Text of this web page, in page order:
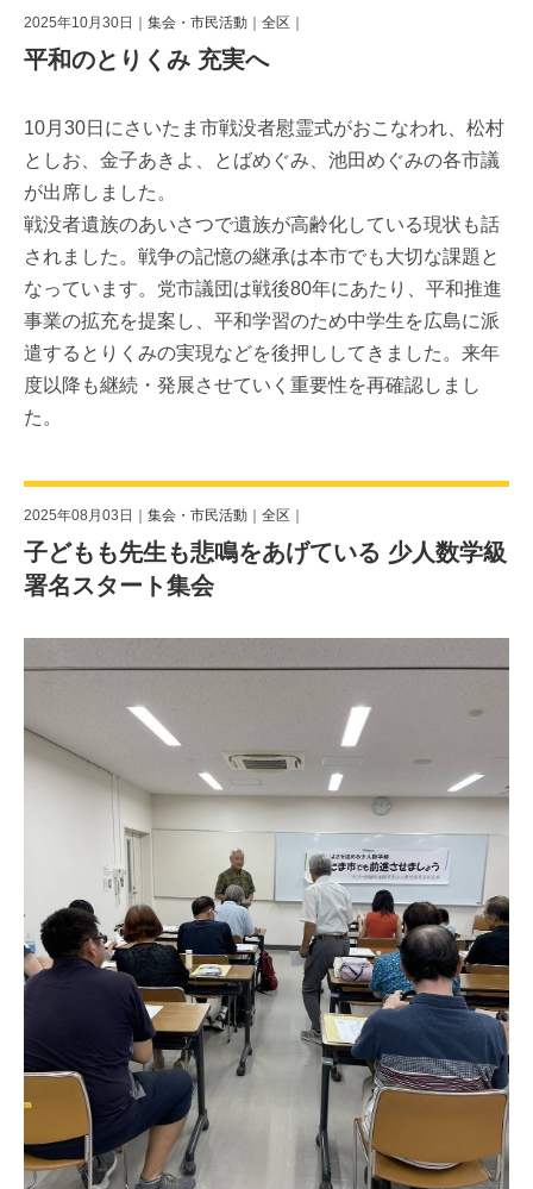
2025年10月30日｜ 集会・市民活動 全区
平和のとりくみ 充実へ
10月30日にさいたま市戦没者慰霊式がおこなわれ、松村
としお、金子あきよ、とばめぐみ、池田めぐみの各市議
が出席しました。
戦没者遺族のあいさつで遺族が高齢化している現状も話
されました。戦争の記憶の継承は本市でも大切な課題と
なっています。党市議団は戦後80年にあたり、平和推進
事業の拡充を提案し、平和学習のため中学生を広島に派
遣するとりくみの実現などを後押ししてきました。来年
度以降も継続・発展させていく重要性を再確認しまし
た。
2025年08月03日｜ 集会・市民活動 全区
子どもも先生も悲鳴をあげている 少人数学級
署名スタート集会